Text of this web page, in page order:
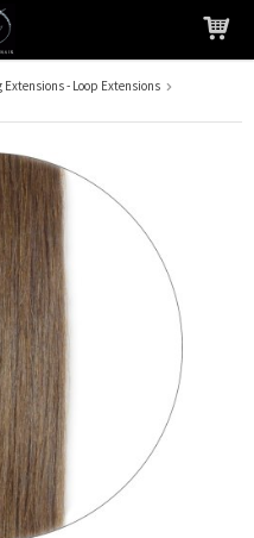
Warenkorb gelegt
Extensions - Loop Extensions